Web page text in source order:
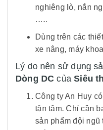
nghiêng lò, nắn
…..
Dùng trên các
xe nâng, máy
Lý do nên sử dụng
Dòng DC củaSiêu
Công ty An Huy
tận tâm. Chỉ cần
sản phẩm đội